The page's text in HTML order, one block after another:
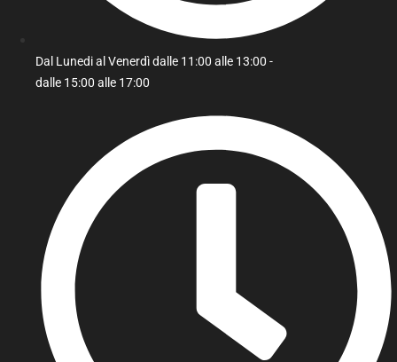
Dal Lunedi al Venerdì dalle 11:00 alle 13:00 -
dalle 15:00 alle 17:00